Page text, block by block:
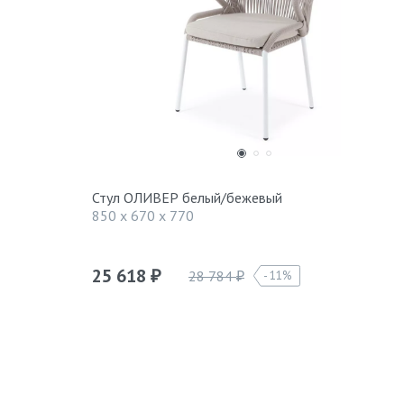
Стул ОЛИВЕР белый/бежевый
850 x 670 x 770
25 618 ₽ 28 784₽ 11%